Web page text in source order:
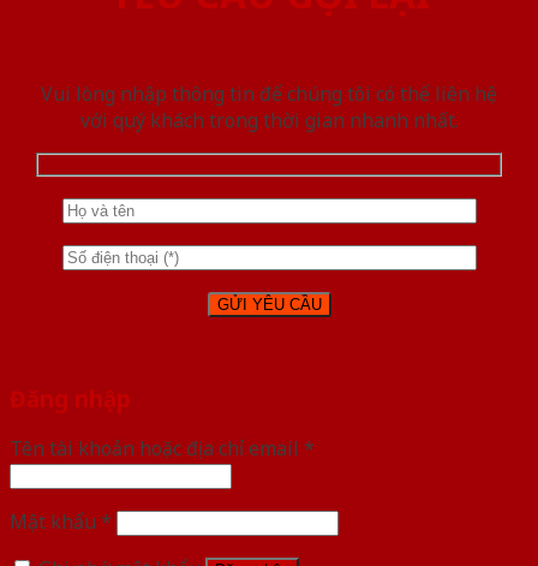
Vui lòng nhập thông tin để chúng tôi có thể liên hệ
với quý khách trong thời gian nhanh nhất.
Đăng nhập
Tên tài khoản hoặc địa chỉ email *
Mật khẩu *